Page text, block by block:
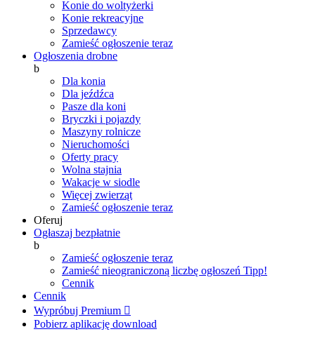
Konie do woltyżerki
Konie rekreacyjne
Sprzedawcy
Zamieść ogłoszenie teraz
Ogłoszenia drobne
b
Dla konia
Dla jeźdźca
Pasze dla koni
Bryczki i pojazdy
Maszyny rolnicze
Nieruchomości
Oferty pracy
Wolna stajnia
Wakacje w siodle
Więcej zwierząt
Zamieść ogłoszenie teraz
Oferuj
Ogłaszaj bezpłatnie
b
Zamieść ogłoszenie teraz
Zamieść nieograniczoną liczbę ogłoszeń Tipp!
Cennik
Cennik
Wypróbuj Premium 
Pobierz aplikację download